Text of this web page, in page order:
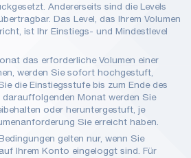
Andererseits sind die Levels
Das Level, das Ihrem Volumen
ist Ihr Einstiegs- und Mindestlevel
das erforderliche Volumen einer
werden Sie sofort hochgestuft,
die Einstiegsstufe bis zum Ende des
darauffolgenden Monat werden Sie
oder heruntergestuft, je
Sie erreicht haben.
gelten nur, wenn Sie
Ihrem Konto eingeloggt sind. Für